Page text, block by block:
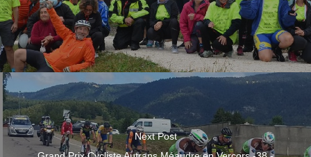
Next Post